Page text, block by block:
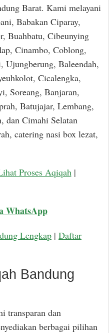
Barat. Kami melayani
Babakan Ciparay,
Buahbatu, Cibeunying
Cinambo, Coblong,
Ujungberung, Baleendah,
Cicalengka,
Soreang, Banjaran,
Batujajar, Lembang,
dan Cimahi Selatan
catering nasi box lezat,
Proses Aqiqah|
WhatsApp
Lengkap | Daftar
Bandung
transparan dan
berbagai pilihan